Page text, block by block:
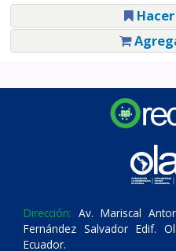
Dirección: Av. Mariscal
Fernández Salvador Edif.
Ecuador.